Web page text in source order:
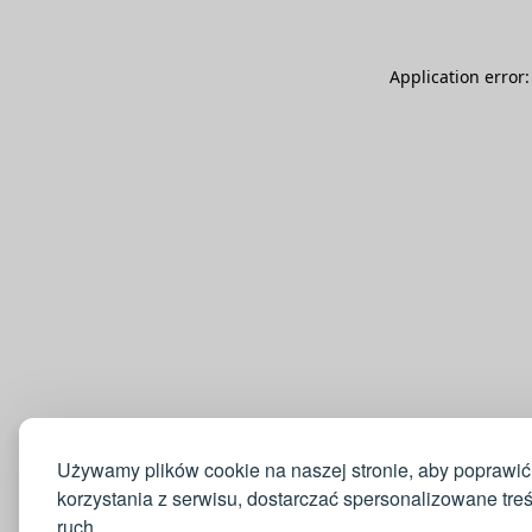
Używamy plików cookie na naszej stronie, aby
korzystania z serwisu, dostarczać spersonalizowane
Application